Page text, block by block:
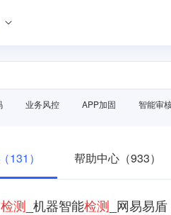
业务风控 APP加固 智能审
131） 帮助中心（933）
检测 _机器智能检测 _网易易盾